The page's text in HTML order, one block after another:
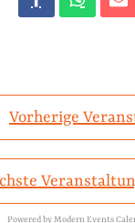
Vorherige
Powered byModern Events